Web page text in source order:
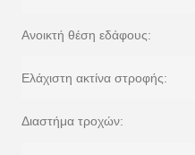
Ανοικτή θέση εδάφους:
Ελάχιστη ακτίνα στροφής:
Διαστήμα τροχών: